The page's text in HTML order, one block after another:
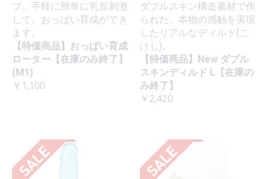
ブ。手軽に簡単に乳首刺激
して、おっぱい育成ができ
ます。
【特価商品】おっぱい育成
ローター【在庫のみ終了】
(M1)
￥1,100
ダブルスキン構造素材で作
られた、本物の感触を実現
したリアルなディルド(こ
けし)。
【特価商品】New ダブル
スキンディルド L【在庫の
み終了】
￥2,420